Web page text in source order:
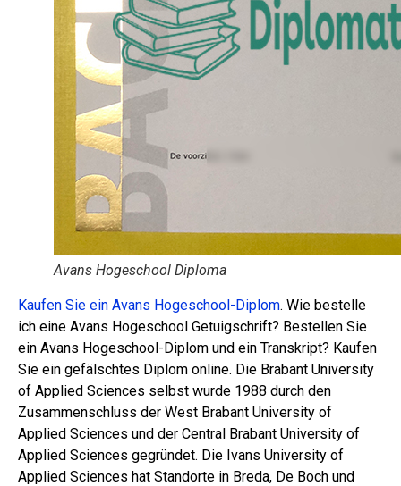
Avans Hogeschool Diploma
Kaufen Sie ein Avans Hogeschool-Diplom. Wie bestelle
ich eine Avans Hogeschool Getuigschrift? Bestellen Sie
ein Avans Hogeschool-Diplom und ein Transkript? Kaufen
Sie ein gefälschtes Diplom online. Die Brabant University
of Applied Sciences selbst wurde 1988 durch den
Zusammenschluss der West Brabant University of
Applied Sciences und der Central Brabant University of
Applied Sciences gegründet. Die Ivans University of
Applied Sciences hat Standorte in Breda, De Boch und